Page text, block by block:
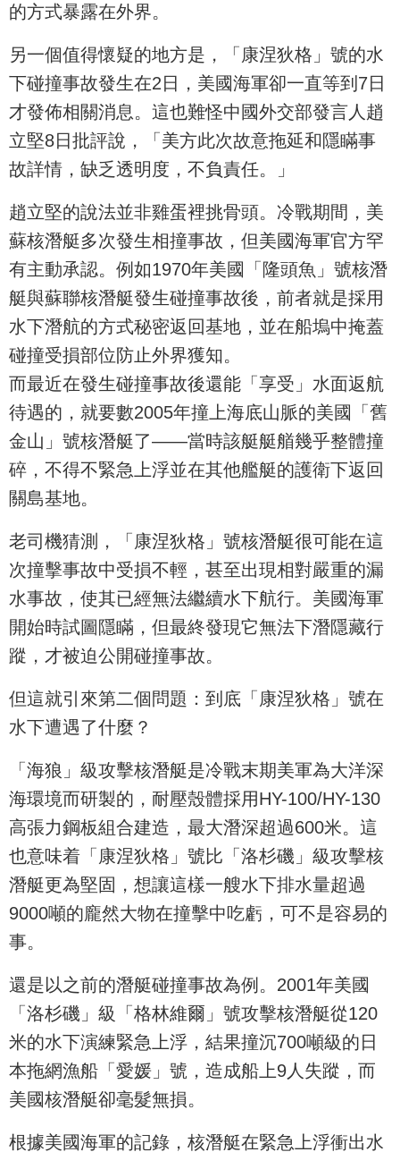
的方式暴露在外界。
另一個值得懷疑的地方是，「康涅狄格」號的水
下碰撞事故發生在2日，美國海軍卻一直等到7日
才發佈相關消息。這也難怪中國外交部發言人趙
立堅8日批評說，「美方此次故意拖延和隱瞞事
故詳情，缺乏透明度，不負責任。」
趙立堅的說法並非雞蛋裡挑骨頭。冷戰期間，美
蘇核潛艇多次發生相撞事故，但美國海軍官方罕
有主動承認。例如1970年美國「隆頭魚」號核潛
艇與蘇聯核潛艇發生碰撞事故後，前者就是採用
水下潛航的方式秘密返回基地，並在船塢中掩蓋
碰撞受損部位防止外界獲知。
而最近在發生碰撞事故後還能「享受」水面返航
待遇的，就要數2005年撞上海底山脈的美國「舊
金山」號核潛艇了——當時該艇艇艏幾乎整體撞
碎，不得不緊急上浮並在其他艦艇的護衛下返回
關島基地。
老司機猜測，「康涅狄格」號核潛艇很可能在這
次撞擊事故中受損不輕，甚至出現相對嚴重的漏
水事故，使其已經無法繼續水下航行。美國海軍
開始時試圖隱瞞，但最終發現它無法下潛隱藏行
蹤，才被迫公開碰撞事故。
但這就引來第二個問題：到底「康涅狄格」號在
水下遭遇了什麼？
「海狼」級攻擊核潛艇是冷戰末期美軍為大洋深
海環境而研製的，耐壓殼體採用HY-100/HY-130
高張力鋼板組合建造，最大潛深超過600米。這
也意味着「康涅狄格」號比「洛杉磯」級攻擊核
潛艇更為堅固，想讓這樣一艘水下排水量超過
9000噸的龐然大物在撞擊中吃虧，可不是容易的
事。
還是以之前的潛艇碰撞事故為例。2001年美國
「洛杉磯」級「格林維爾」號攻擊核潛艇從120
米的水下演練緊急上浮，結果撞沉700噸級的日
本拖網漁船「愛媛」號，造成船上9人失蹤，而
美國核潛艇卻毫髮無損。
根據美國海軍的記錄，核潛艇在緊急上浮衝出水